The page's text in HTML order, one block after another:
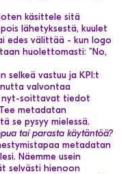
käsittele sitä
lähetyksestä, kuulet
edes välittää - kun logo
huolettomasti: ”No,
selkeä vastuu ja KPI:t
valvontaa
nyt-soittavat tiedot
metadatan
se pysyy mielessä.
tai parasta käytäntöä?
metadatan
Näemme usein
selvästi hienoon